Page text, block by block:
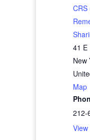
CRS
41 E
New
Map
212-